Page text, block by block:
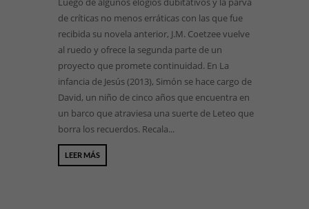
de críticas no menos erráticas con las que fue
recibida su novela anterior, J.M. Coetzee vuelve
al ruedo y ofrece la segunda parte de un
proyecto que promete continuidad. En La
infancia de Jesús (2013), Simón se hace cargo de
David, un niño de cinco años que encuentra en
un barco que atraviesa una suerte de Leteo que
borra los recuerdos. Recala...
LEER MÁS